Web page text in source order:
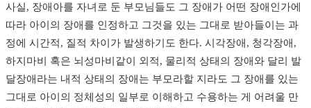
사실, 장애아를 자녀로 둔 부모님들도 그 장애가 어떤 장애인가에
따라 아이의 장애를 인정하고 그것을 있는 그대로 받아들이는 과
정에 시간적, 질적 차이가 발생하기도 한다. 시각장애, 청각장애,
하지마비 혹은 뇌성마비같이 외적, 물리적 상태의 장애와 달리 발
달장애라는 내적 상태의 장애는 부모라할 지라도 그 장애를 있는
그대로 아이의 정체성의 일부로 이해하고 수용하는 게 어려울 만